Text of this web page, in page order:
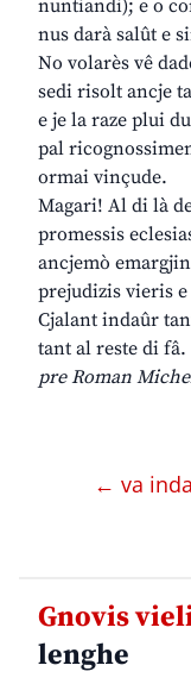
nuntiandi); e o
nus darà salût e
No volarès vê
sedi risolt ancje
e je la raze plui
pal
ormai vinçude.
Magari! Al di là
promessis
ancjemò
prejudizis vieris
Cjalant indaûr
tant al reste di fâ.
pre Roman
← va
Gnovis
lenghe